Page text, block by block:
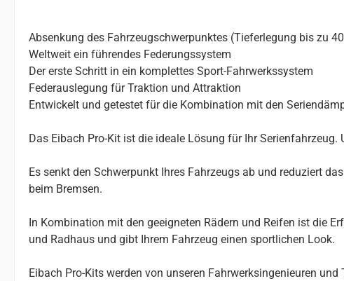
Absenkung des Fahrzeugschwerpunktes (Tieferlegung bis zu
Weltweit ein führendes Federungssystem
Der erste Schritt in ein komplettes Sport-Fahrwerkssystem
Federauslegung für Traktion und Attraktion
Entwickelt und getestet für die Kombination mit den
Das Eibach Pro-Kit ist die ideale Lösung für Ihr
Es senkt den Schwerpunkt Ihres Fahrzeugs ab und reduziert
beim Bremsen.
In Kombination mit den geeigneten Rädern und Reifen ist die
und Radhaus und gibt Ihrem Fahrzeug einen sportlichen Look.
Eibach Pro-Kits werden von unseren Fahrwerksingenieuren